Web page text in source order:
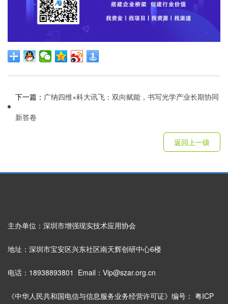
下一篇： 广纳四维×科大讯飞：双向赋能，书写光学产业长期协同
新答卷
返回上一级
主办单位：深圳市增强现实技术应用协会
地址：深圳市宝安区兴东社区南天辉创研中心6楼
电话：18938893801 Email：Vip@szar.org.cn
《中华人民共和国电信与信息服务业务经营许可证》编号： 粤ICP